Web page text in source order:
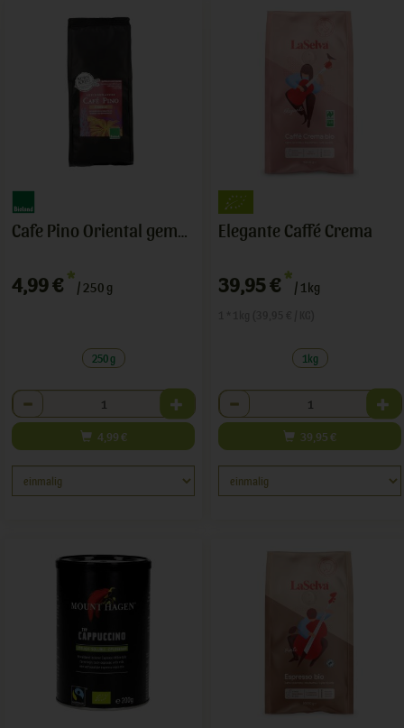
Cafe Pino Oriental gemahlen
4,99 € */ 250 g
250 g
Anzahl
4,99 €
Elegante Caffé Crema
39,95 € */ 1kg
1kg
Anzahl
39,95 €